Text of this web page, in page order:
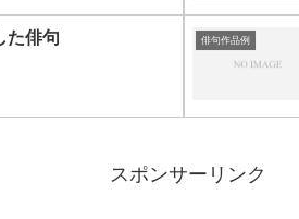
た俳句 俳句作品例
スポンサーリンク